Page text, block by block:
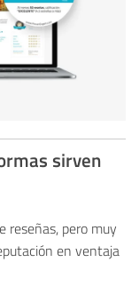
sirven
reseñas, pero muy
en ventaja